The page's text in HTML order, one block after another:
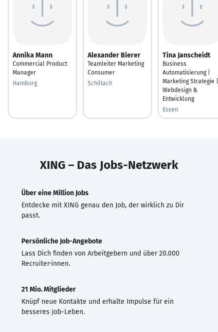
Annika Mann
Commercial Product
Manager
Hamburg
Alexander Bierer
Teamleiter Marketing
Consumer
Schiltach
Tina Janscheidt
Business
Automatisierung |
Marketing Strategie |
Webdesign &
Entwicklung
Essen
XING – Das Jobs-Netzwerk
Über eine Million Jobs
Entdecke mit XING genau den Job, der wirklich zu Dir
passt.
Persönliche Job-Angebote
Lass Dich finden von Arbeitgebern und über 20.000
Recruiter·innen.
21 Mio. Mitglieder
Knüpf neue Kontakte und erhalte Impulse für ein
besseres Job-Leben.